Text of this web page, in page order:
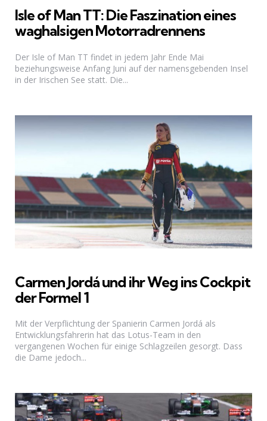
Isle of Man TT: Die Faszination eines
waghalsigen Motorradrennens
Der Isle of Man TT findet in jedem Jahr Ende Mai
beziehungsweise Anfang Juni auf der namensgebenden Insel
in der Irischen See statt. Die...
Carmen Jordá und ihr Weg ins Cockpit
der Formel 1
Mit der Verpflichtung der Spanierin Carmen Jordá als
Entwicklungsfahrerin hat das Lotus-Team in den
vergangenen Wochen für einige Schlagzeilen gesorgt. Dass
die Dame jedoch...